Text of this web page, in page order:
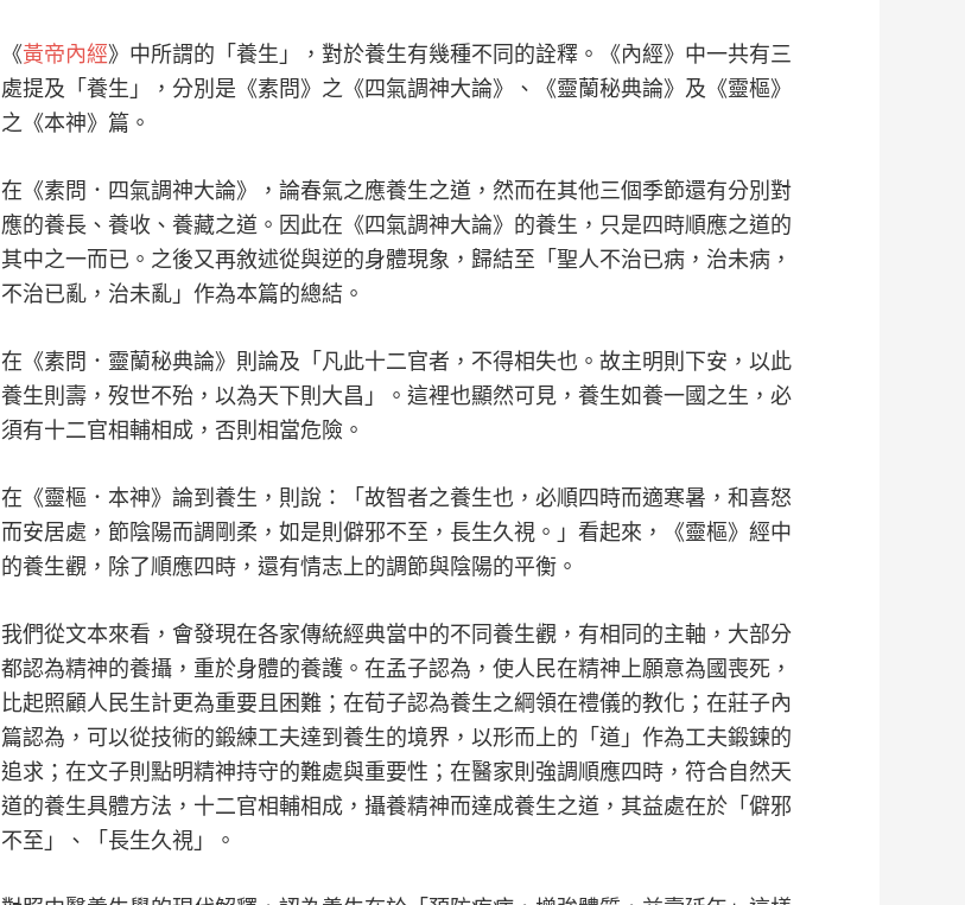
《黃帝內經》中所謂的「養生」，對於養生有幾種不同的詮釋。《內經》中一共有三
處提及「養生」，分別是《素問》之《四氣調神大論》、《靈蘭秘典論》及《靈樞》
之《本神》篇。
在《素問．四氣調神大論》，論春氣之應養生之道，然而在其他三個季節還有分別對
應的養長、養收、養藏之道。因此在《四氣調神大論》的養生，只是四時順應之道的
其中之一而已。之後又再敘述從與逆的身體現象，歸結至「聖人不治已病，治未病，
不治已亂，治未亂」作為本篇的總結。
在《素問．靈蘭秘典論》則論及「凡此十二官者，不得相失也。故主明則下安，以此
養生則壽，歿世不殆，以為天下則大昌」。這裡也顯然可見，養生如養一國之生，必
須有十二官相輔相成，否則相當危險。
在《靈樞．本神》論到養生，則說：「故智者之養生也，必順四時而適寒暑，和喜怒
而安居處，節陰陽而調剛柔，如是則僻邪不至，長生久視。」看起來，《靈樞》經中
的養生觀，除了順應四時，還有情志上的調節與陰陽的平衡。
我們從文本來看，會發現在各家傳統經典當中的不同養生觀，有相同的主軸，大部分
都認為精神的養攝，重於身體的養護。在孟子認為，使人民在精神上願意為國喪死，
比起照顧人民生計更為重要且困難；在荀子認為養生之綱領在禮儀的教化；在莊子內
篇認為，可以從技術的鍛練工夫達到養生的境界，以形而上的「道」作為工夫鍛鍊的
追求；在文子則點明精神持守的難處與重要性；在醫家則強調順應四時，符合自然天
道的養生具體方法，十二官相輔相成，攝養精神而達成養生之道，其益處在於「僻邪
不至」、「長生久視」。